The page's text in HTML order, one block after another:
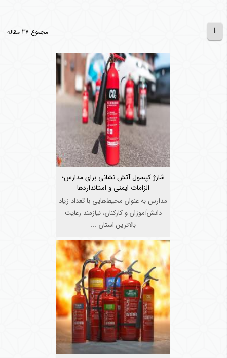
1 مجموع 37 مقاله
شارژ کپسول آتش نشانی برای مدارس؛
الزامات ایمنی و استانداردها
مدارس به عنوان محیط‌هایی با تعداد زیاد
دانش‌آموزان و کارکنان، نیازمند رعایت
بالاترین استان ...